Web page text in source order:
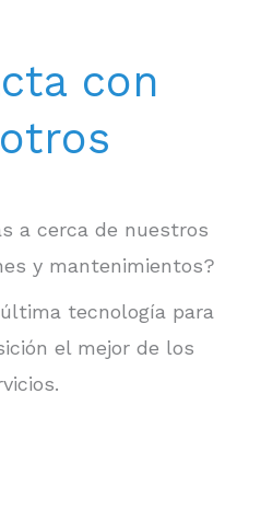
con
a cerca de nuestros
y mantenimientos?
tecnología para
el mejor de los